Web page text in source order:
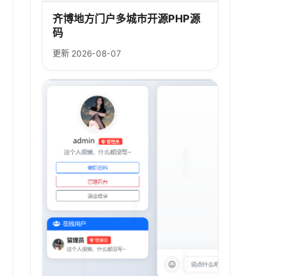
齐博地方门户多城市开源PHP源
码
更新 2026-08-07